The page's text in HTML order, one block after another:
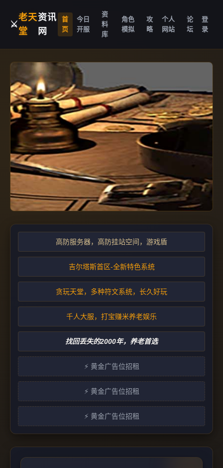
⚔️
老天
堂
资讯
网
首
页
今日
开服
资
料
库
角色
模拟
攻
略
个人
网站
论
坛
登
录
高防服务器，高防挂站空间，游戏盾
吉尔塔斯首区-全新特色系统
贪玩天堂，多种符文系统，长久好玩
千人大服，打宝赚米养老娱乐
找回丢失的2000年，养老首选
⚡ 黄金广告位招租
⚡ 黄金广告位招租
⚡ 黄金广告位招租